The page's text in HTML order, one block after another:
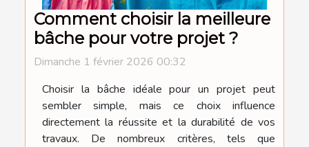
Comment choisir la meilleure
bâche pour votre projet ?
Dimanche 1 février 2026 00:32
Choisir la bâche idéale pour un projet peut
sembler simple, mais ce choix influence
directement la réussite et la durabilité de vos
travaux. De nombreux critères, tels que